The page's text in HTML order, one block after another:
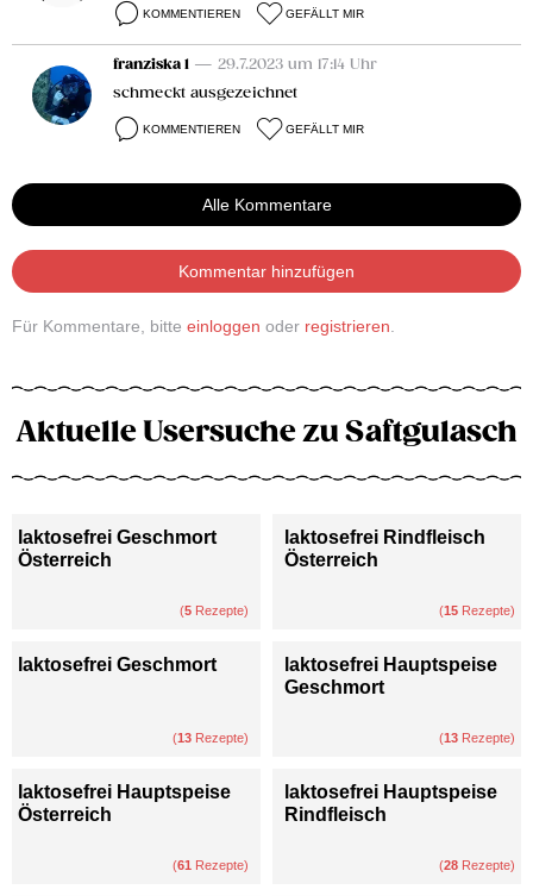
KOMMENTIEREN GEFÄLLT MIR
franziska 1 — 29.7.2023 um 17:14 Uhr
schmeckt ausgezeichnet
KOMMENTIEREN GEFÄLLT MIR
Alle Kommentare
Kommentar hinzufügen
Für Kommentare, bitte einloggen oder registrieren
Aktuelle Usersuche zu Saftgulasch
laktosefrei Geschmort
Österreich
(5 Rezepte)
laktosefrei Rindfleisch
Österreich
(15 Rezepte)
laktosefrei Geschmort
(13 Rezepte)
laktosefrei Hauptspeise
Geschmort
(13 Rezepte)
laktosefrei Hauptspeise
Österreich
(61 Rezepte)
laktosefrei Hauptspeise
Rindfleisch
(28 Rezepte)